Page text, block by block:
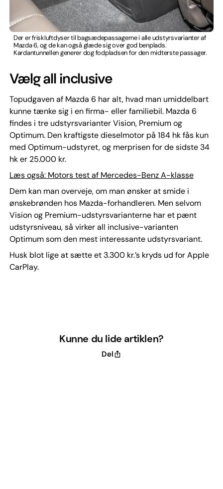
Der er friskluftdyser til bagsædepassagerne i alle udstyrsvarianter af
Mazda 6, og de kan også glæde sig over god benplads.
Kardantunnellen generer dog fodpladsen for den midterste passager.
Vælg all inclusive
Topudgaven af Mazda 6 har alt, hvad man umiddelbart
kunne tænke sig i en firma- eller familiebil. Mazda 6
findes i tre udstyrsvarianter Vision, Premium og
Optimum. Den kraftigste dieselmotor på 184 hk fås kun
med Optimum-udstyret, og merprisen for de sidste 34
hk er 25.000 kr.
Læs også: Motors test af Mercedes-Benz A-klasse
Dem kan man overveje, om man ønsker at smide i
ønskebrønden hos Mazda-forhandleren. Men selvom
Vision og Premium-udstyrsvarianterne har et pænt
udstyrsniveau, så virker all inclusive-varianten
Optimum som den mest interessante udstyrsvariant.
Husk blot lige at sætte et 3.300 kr.’s kryds ud for Apple
CarPlay.
Kunne du lide artiklen?
Del